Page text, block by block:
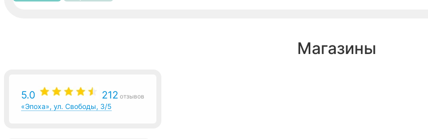
Магазины
5.0 212 отзывов
«Эпоха», ул. Свободы, 3/5